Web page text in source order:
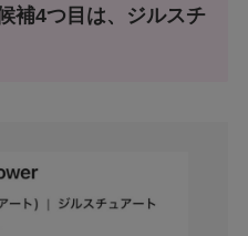
補4つ目は、ジルスチ